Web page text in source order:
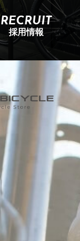
RECRUIT
採用情報